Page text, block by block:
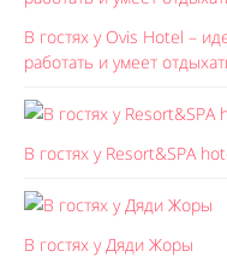
В гостях у Ovis Hotel –
работать и умеет
В гостях у Resort&SPA
В гостях у Дяди Жоры